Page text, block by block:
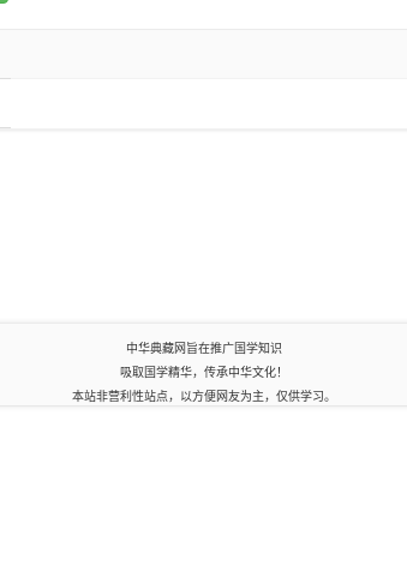
中华典藏网旨在推广国学知识
吸取国学精华，传承中华文化！
本站非营利性站点，以方便网友为主，仅供学习。